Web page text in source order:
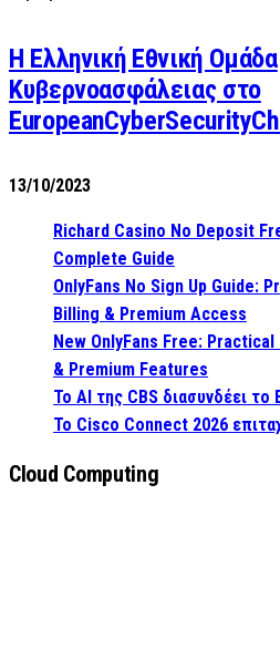
Η Ελληνική Εθνική Ομάδα
Κυβερνοασφάλειας στο
13/10/2023
Richard Casino No Deposit
Complete Guide
OnlyFans No Sign Up Guide:
Billing & Premium Access
New OnlyFans Free:
& Premium Features
Το AI της CBS διασυνδέει
Το Cisco Connect 2026
Cloud Computing